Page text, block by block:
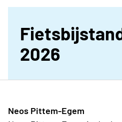
2026
Neos Pittem-Egem